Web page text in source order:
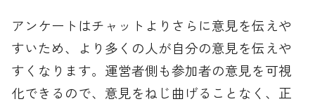
アンケートはチャットよりさらに意見を伝えや
すいため、より多くの人が自分の意見を伝えや
すくなります。運営者側も参加者の意見を可視
化できるので、意見をねじ曲げることなく、正